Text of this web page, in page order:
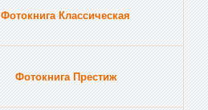
Фотокнига Классическая
Фотокнига Престиж